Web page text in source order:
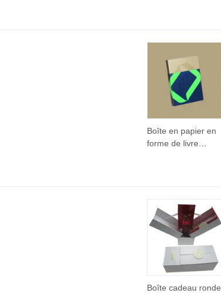
rangement de
bijoux, boîte en
velours pour
souvenirs
Boîte en papier en
forme de livre
Boîte cadeau ronde